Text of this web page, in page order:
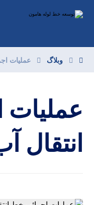
وبلاگ عملیات
انتقال